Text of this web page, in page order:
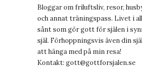
Bloggar om friluftsliv, resor,
och annat träningspass. Livet i
sånt som gör gott för själen i
själ. Förhoppningsvis även din
att hänga med på min resa!
Kontakt: gott@gottforsjalen.se